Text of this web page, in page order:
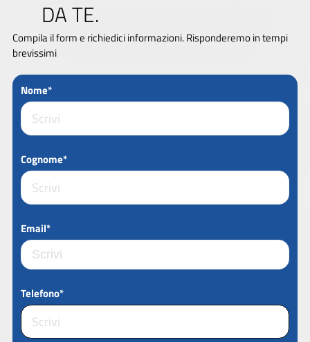
DA TE.
Compila il form e richiedici informazioni. Risponderemo in tempi
brevissimi
Nome*
Cognome*
Email*
Telefono*